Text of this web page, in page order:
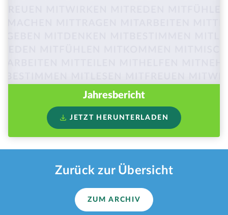
Jahresbericht
JETZT HERUNTERLADEN
Zurück zur Übersicht
ZUM ARCHIV